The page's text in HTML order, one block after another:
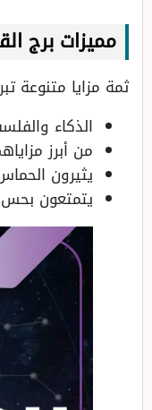
مميزات برج
ثمة مزايا متنوعة
الذكاء
من أبرز
يثيرون
يتمتعون